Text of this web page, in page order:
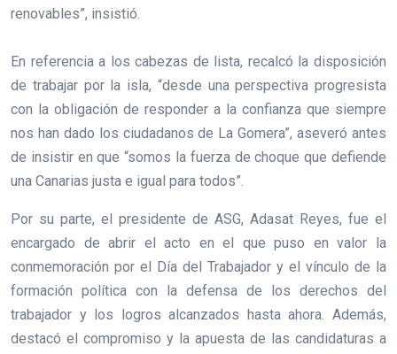
renovables”, insistió.
En referencia a los cabezas de lista, recalcó la disposición
de trabajar por la isla, “desde una perspectiva progresista
con la obligación de responder a la confianza que siempre
nos han dado los ciudadanos de La Gomera”, aseveró antes
de insistir en que “somos la fuerza de choque que defiende
una Canarias justa e igual para todos”.
Por su parte, el presidente de ASG, Adasat Reyes, fue el
encargado de abrir el acto en el que puso en valor la
conmemoración por el Día del Trabajador y el vínculo de la
formación política con la defensa de los derechos del
trabajador y los logros alcanzados hasta ahora. Además,
destacó el compromiso y la apuesta de las candidaturas a